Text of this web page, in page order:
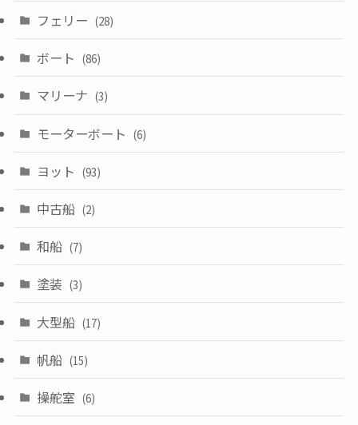
フェリー (28)
ボート (86)
マリーナ (3)
モーターボート (6)
ヨット (93)
中古船 (2)
和船 (7)
塗装 (3)
大型船 (17)
帆船 (15)
操舵室 (6)